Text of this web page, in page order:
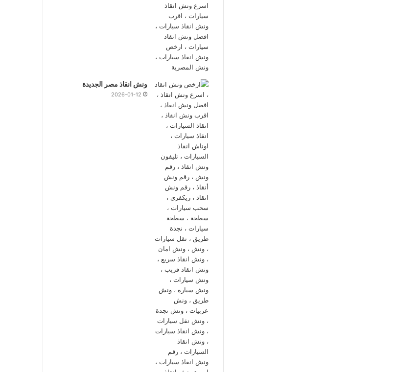
ونش انقاذ مصر الجديدة
2026-01-12